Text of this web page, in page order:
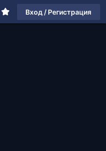
Вход / Регистрация